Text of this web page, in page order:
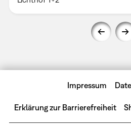
Impressum
Erklärung zur Barrierefreiheit